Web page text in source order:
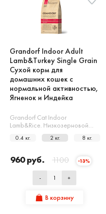
Grandorf Indoor Adult
Lamb&Turkey Single Grain
Сухой корм для
домашних кошек с
нормальной активностью,
Ягненок и Индейка
Grandorf Cat Indoor
Lamb&Rice. Низкозерновой…
0.4 кг. 2 кг. 8 кг.
960 руб. 1100 -13%
- +
В корзину